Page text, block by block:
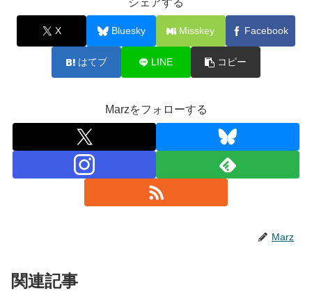
X Bluesky Misskey Facebook
はてブ LINE コピー
Marzをフォローする
Marz
関連記事